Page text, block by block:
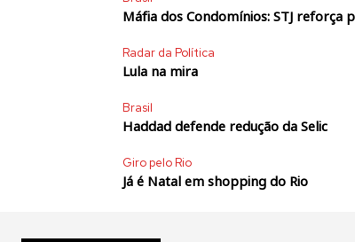
Máfia dos Condomínios: STJ
Radar da Política
Lula na mira
Brasil
Haddad defende redução da Selic
Giro pelo Rio
Já é Natal em shopping do Rio